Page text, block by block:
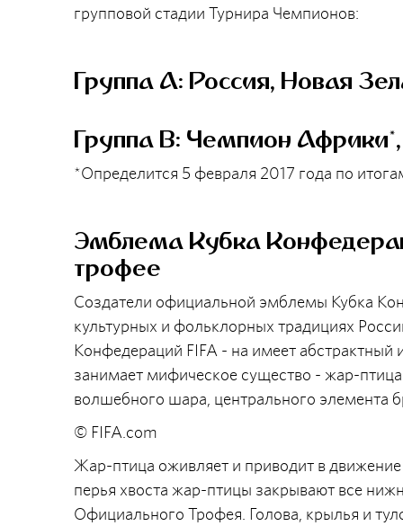
групповой стадии Турнира Чемпионов:
Группа A: Россия, Новая
Группа B: Чемпион
*Определится 5 февраля 2017 года по
Эмблема Кубка
трофее
Создатели официальной эмблемы Кубка
культурных и фольклорных традициях
Конфедераций FIFA - на имеет
занимает мифическое существо - жар-
волшебного шара, центрального элемента
© FIFA.com
Жар-птица оживляет и приводит в
перья хвоста жар-птицы закрывают все
Официального Трофея. Голова, крылья и